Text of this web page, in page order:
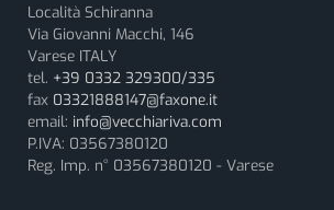
Località Schiranna
Via Giovanni Macchi, 146
Varese ITALY
tel. +39 0332 329300/335
fax 03321888147@faxone.it
email: info@vecchiariva.com
P.IVA: 03567380120
Reg. Imp. n° 03567380120 - Varese